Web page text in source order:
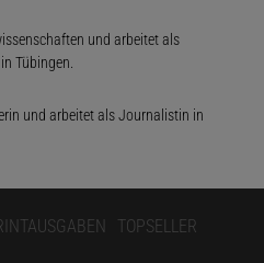
und arbeitet als
Tübingen.
und arbeitet als Journalistin in
TOPSELLER